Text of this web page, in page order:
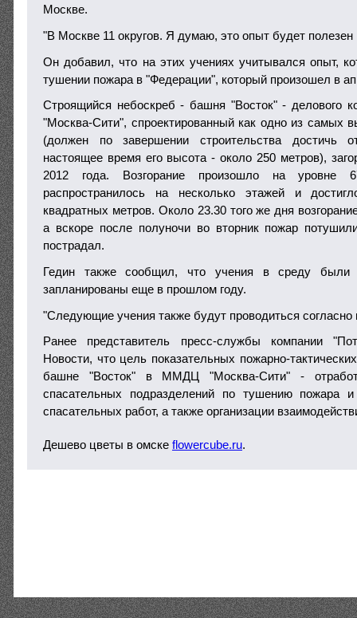
Москве.
"В Москве 11 округов. Я думаю, это опыт будет полезен
Он добавил, что на этих учениях учитывался опыт,
тушении пожара в "Федерации", который произошел в
Строящийся небоскреб - башня "Восток" - делового
"Москва-Сити", спроектированный как одно из самых
(должен по завершении строительства достичь
настоящее время его высота - около 250 метров),
2012 года. Возгорание произошло на уровне
распространилось на несколько этажей и
квадратных метров. Около 23.30 того же дня
а вскоре после полуночи во вторник пожар
пострадал.
Гедин также сообщил, что учения в среду
запланированы еще в прошлом году.
"Следующие учения также будут проводиться
Ранее представитель пресс-службы компании
Новости, что цель показательных пожарно-
башне "Восток" в ММДЦ "Москва-Сити" -
спасательных подразделений по тушению пожара
спасательных работ, а также организации
Дешево цветы в омске flowercube.ru.